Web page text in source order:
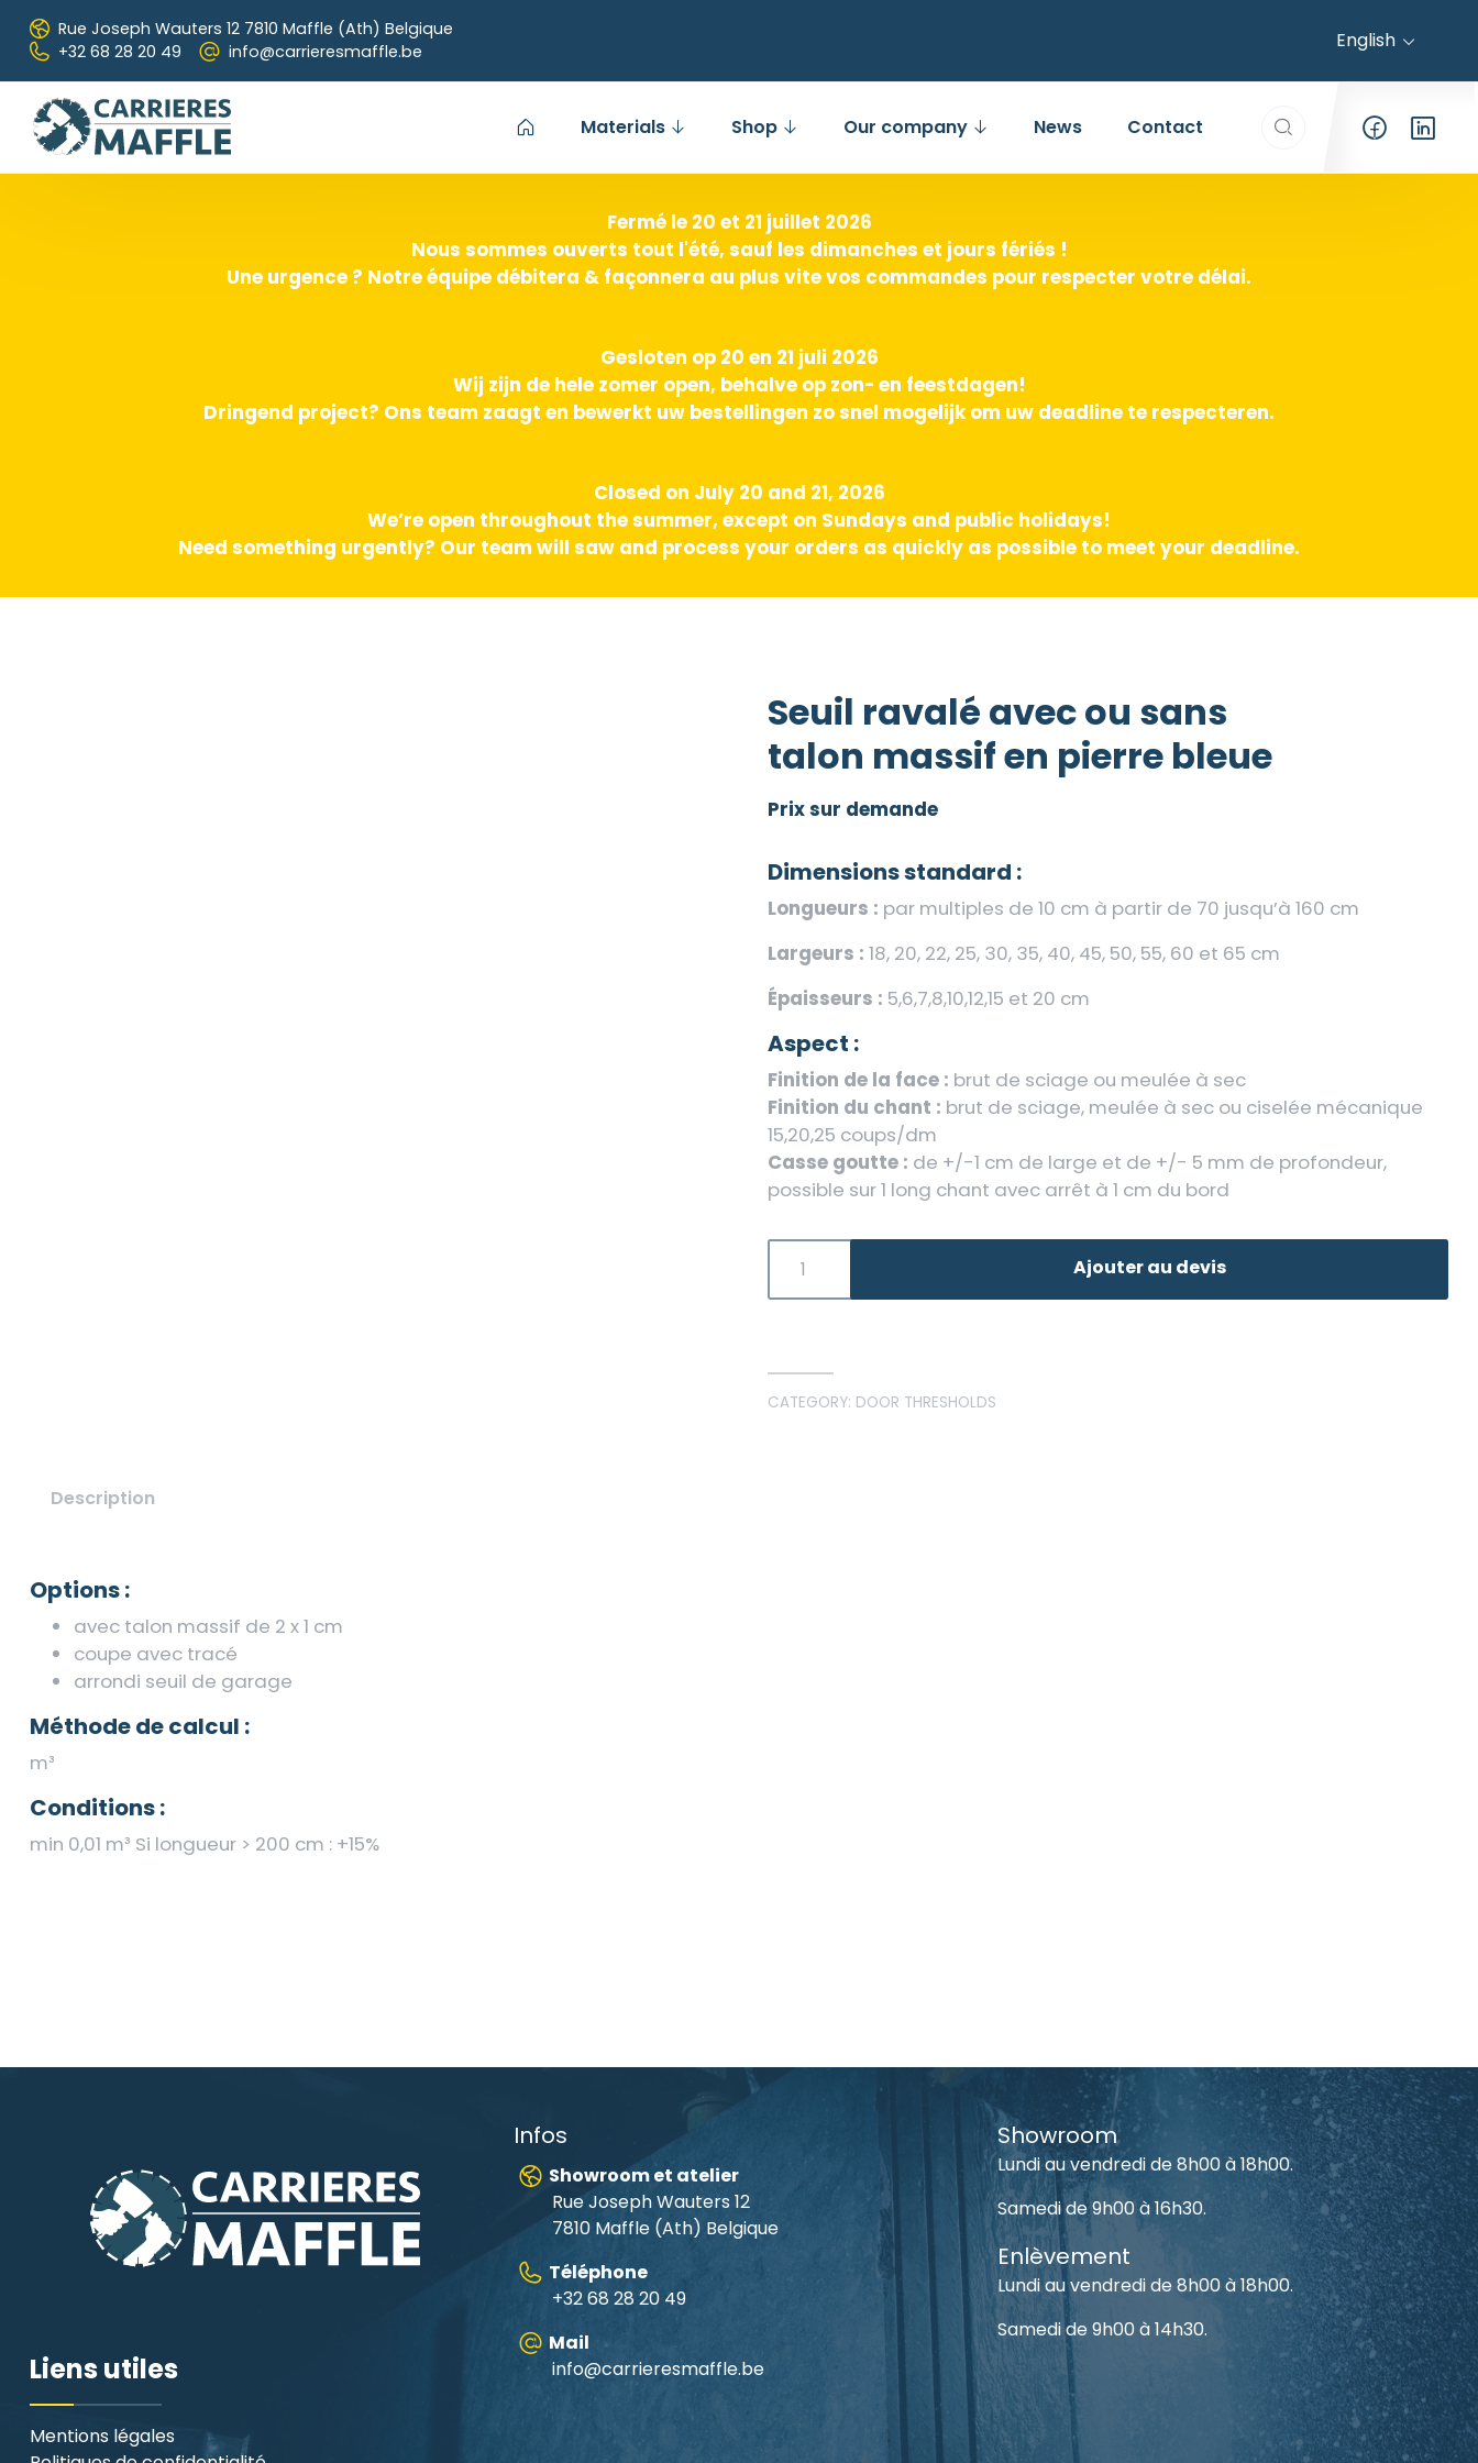
Skip to main content
Rue Joseph Wauters 12 7810 Maffle (Ath) Belgique
+32 68 28 20 49
info@carrieresmaffle.be English
Materials Shop Our company News Contact Search everything...
Fermé le 20 et 21 juillet 2026
Nous sommes ouverts tout l'été, sauf les dimanches et jours fériés !
Une urgence ? Notre équipe débitera & façonnera au plus vite vos commandes pour respecter votre délai.
Gesloten op 20 en 21 juli 2026
Wij zijn de hele zomer open, behalve op zon- en feestdagen!
Dringend project? Ons team zaagt en bewerkt uw bestellingen zo snel mogelijk om uw deadline te respecteren.
Closed on July 20 and 21, 2026
We’re open throughout the summer, except on Sundays and public holidays!
Need something urgently? Our team will saw and process your orders as quickly as possible to meet your deadline.
Seuil ravalé avec ou sans
talon massif en pierre bleue
Prix sur demande
Dimensions standard :
Longueurs : par multiples de 10 cm à partir de 70 jusqu’à 160 cm
Largeurs : 18, 20, 22, 25, 30, 35, 40, 45, 50, 55, 60 et 65 cm
Épaisseurs : 5,6,7,8,10,12,15 et 20 cm
Aspect :
Finition de la face : brut de sciage ou meulée à sec
Finition du chant : brut de sciage, meulée à sec ou ciselée mécanique
15,20,25 coups/dm
Casse goutte : de +/-1 cm de large et de +/- 5 mm de profondeur,
possible sur 1 long chant avec arrêt à 1 cm du bord
Ajouter au devis
CATEGORY: DOOR THRESHOLDS
Description
Options :
avec talon massif de 2 x 1 cm
coupe avec tracé
arrondi seuil de garage
Méthode de calcul :
m³
Conditions :
min 0,01 m³ Si longueur > 200 cm : +15%
Liens utiles
Mentions légales
Infos
Showroom et atelier
Rue Joseph Wauters 12
7810 Maffle (Ath) Belgique
Téléphone
+32 68 28 20 49
Mail
info@carrieresmaffle.be
Showroom
Lundi au vendredi de 8h00 à 18h00.
Samedi de 9h00 à 16h30.
Enlèvement
Lundi au vendredi de 8h00 à 18h00.
Samedi de 9h00 à 14h30.